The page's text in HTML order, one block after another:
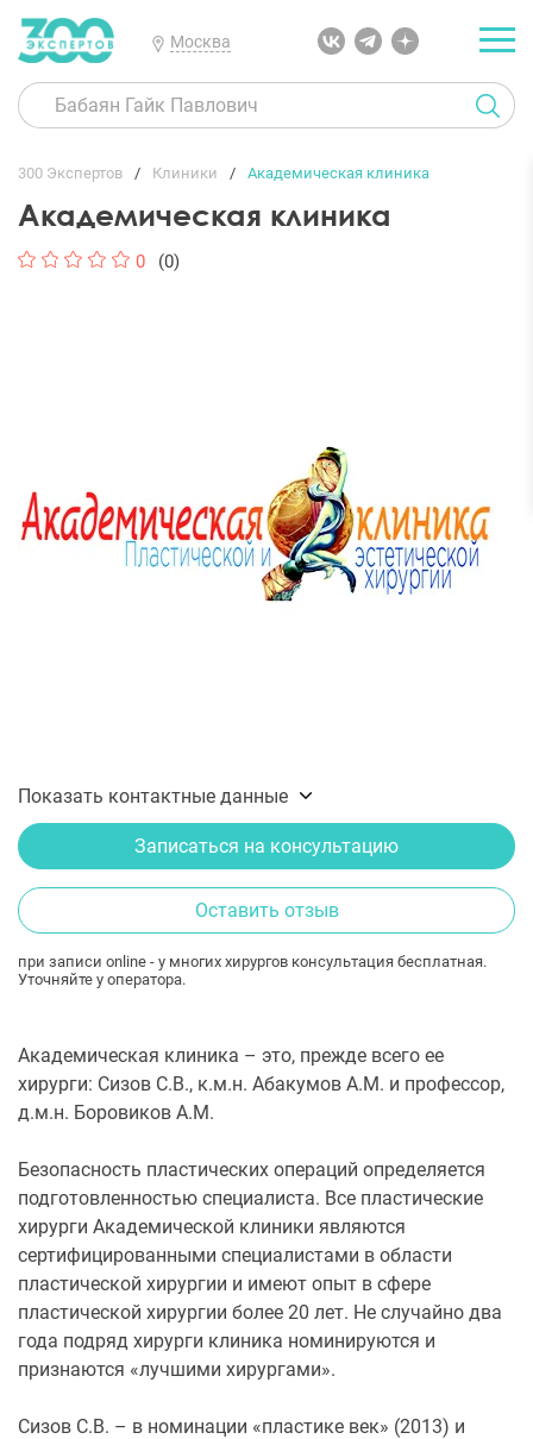
Москва
300 Экспертов Клиники Академическая клиника
Академическая клиника
0 (0)
Показать контактные данные
Записаться на консультацию
Оставить отзыв
при записи online - у многих хирургов консультация бесплатная.
Уточняйте у оператора.
Академическая клиника – это, прежде всего ее
хирурги: Сизов С.В., к.м.н. Абакумов А.М. и профессор,
д.м.н. Боровиков А.М.
Безопасность пластических операций определяется
подготовленностью специалиста. Все пластические
хирурги Академической клиники являются
сертифицированными специалистами в области
пластической хирургии и имеют опыт в сфере
пластической хирургии более 20 лет. Не случайно два
года подряд хирурги клиника номинируются и
признаются «лучшими хирургами».
Сизов С.В. – в номинации «пластике век» (2013) и